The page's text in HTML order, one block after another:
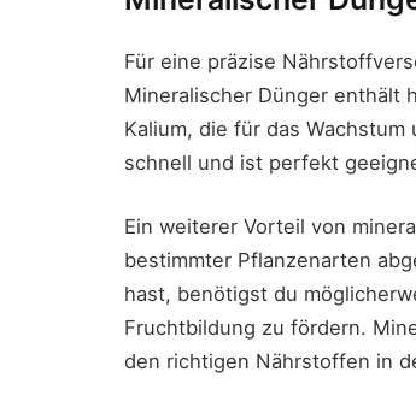
Für eine präzise
Mineralischer Dünger enthält
Kalium, die für das
schnell und ist perfekt
Ein weiterer Vorteil von
bestimmter Pflanzenarten
hast, benötigst du
Fruchtbildung zu fördern.
den richtigen Nährstoffen in